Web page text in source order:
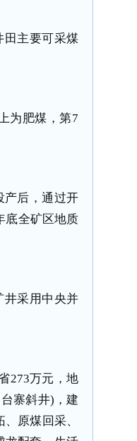
田主要可采煤
为肥煤，第7
产后，通过开
底全矿区地质
井采用中央并
273万元，地
寨斜井)，建
原煤回采、